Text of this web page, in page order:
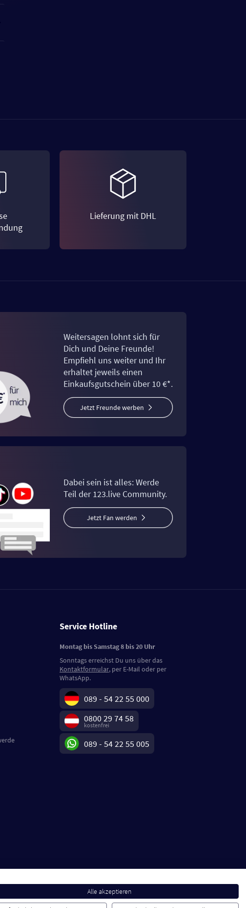
Lieferung mit DHL
Weitersagen lohnt sich für
Dich und Deine Freunde!
Empfiehl uns weiter und Ihr
erhaltet jeweils einen
Einkaufsgutschein über 10 €*.
Jetzt Freunde werben
Dabei sein ist alles: Werde
Teil der 123.live Community.
Jetzt Fan werden
Service Hotline
Montag bis Samstag 8 bis 20 Uhr
Sonntags erreichst Du uns über das
Kontaktformular, per E-Mail oder per
WhatsApp.
089 - 54 22 55 000
0800 29 74 58
kostenfrei
089 - 54 22 55 005
Alle akzeptieren